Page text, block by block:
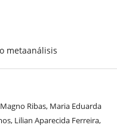
metaanálisis
Ribas, Maria Eduarda
Lilian Aparecida Ferreira,